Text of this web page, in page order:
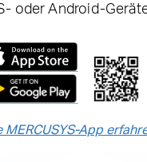
oder Android-
App